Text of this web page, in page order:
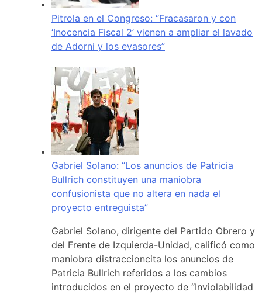
Pitrola en el Congreso: “Fracasaron y con
‘Inocencia Fiscal 2’ vienen a ampliar el lavado
de Adorni y los evasores”
Gabriel Solano: “Los anuncios de Patricia
Bullrich constituyen una maniobra
confusionista que no altera en nada el
proyecto entreguista”
Gabriel Solano, dirigente del Partido Obrero y
del Frente de Izquierda-Unidad, calificó como
maniobra distraccioncita los anuncios de
Patricia Bullrich referidos a los cambios
introducidos en el proyecto de “Inviolabilidad